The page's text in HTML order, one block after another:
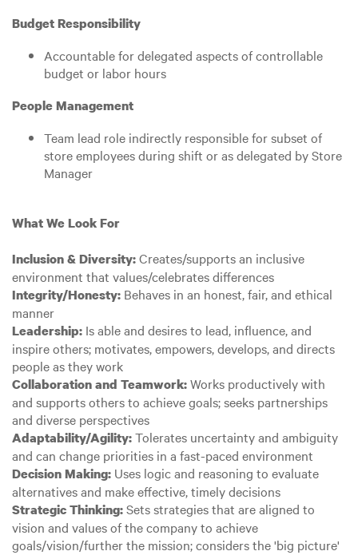
Budget Responsibility
Accountable for delegated aspects of controllable
budget or labor hours
People Management
Team lead role indirectly responsible for subset of
store employees during shift or as delegated by Store
Manager
What We Look For
Inclusion & Diversity:Creates/supports an inclusive
environment that values/celebrates differences
Integrity/Honesty: Behaves in an honest, fair, and ethical
manner
Leadership: Is able and desires to lead, influence, and
inspire others; motivates, empowers, develops, and directs
people as they work
Collaboration and Teamwork:Works productively with
and supports others to achieve goals; seeks partnerships
and diverse perspectives
Adaptability/Agility:Tolerates uncertainty and ambiguity
and can change priorities in a fast-paced environment
Decision Making: Uses logic and reasoning to evaluate
alternatives and make effective, timely decisions
Strategic Thinking:Sets strategies that are aligned to
vision and values of the company to achieve
goals/vision/further the mission; considers the 'big picture'